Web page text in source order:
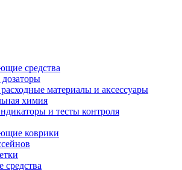
средства
материалы и аксессуары
химия
и тесты контроля
коврики
средства